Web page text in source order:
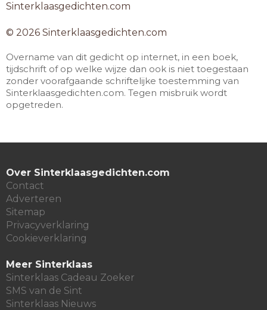
Sinterklaasgedichten.com
© 2026 Sinterklaasgedichten.com
Overname van dit gedicht op internet, in een boek,
tijdschrift of op welke wijze dan ook is niet toegestaan
zonder voorafgaande schriftelijke toestemming van
Sinterklaasgedichten.com. Tegen misbruik wordt
opgetreden.
Over Sinterklaasgedichten.com
Contact
Adverteren
Sitemap
Privacyverklaring
Cookieverklaring
Meer Sinterklaas
Sinterklaas Cadeau Zoeker
SMS van de Sint
Sinterklaas Nieuws